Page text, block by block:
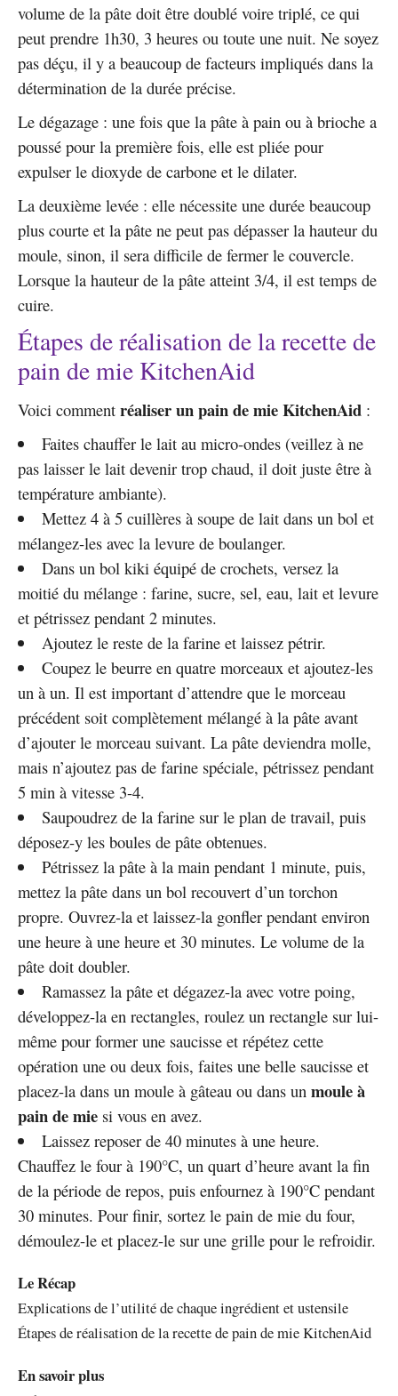
volume de la pâte doit être doublé voire triplé, ce qui
peut prendre 1h30, 3 heures ou toute une nuit. Ne soyez
pas déçu, il y a beaucoup de facteurs impliqués dans la
détermination de la durée précise.
Le dégazage : une fois que la pâte à pain ou à brioche a
poussé pour la première fois, elle est pliée pour
expulser le dioxyde de carbone et le dilater.
La deuxième levée : elle nécessite une durée beaucoup
plus courte et la pâte ne peut pas dépasser la hauteur du
moule, sinon, il sera difficile de fermer le couvercle.
Lorsque la hauteur de la pâte atteint 3/4, il est temps de
cuire.
Étapes de réalisation de la recette de
pain de mie KitchenAid
Voici comment réaliser un pain de mie KitchenAid :
Faites chauffer le lait au micro-ondes (veillez à ne
pas laisser le lait devenir trop chaud, il doit juste être à
température ambiante).
Mettez 4 à 5 cuillères à soupe de lait dans un bol et
mélangez-les avec la levure de boulanger.
Dans un bol kiki équipé de crochets, versez la
moitié du mélange : farine, sucre, sel, eau, lait et levure
et pétrissez pendant 2 minutes.
Ajoutez le reste de la farine et laissez pétrir.
Coupez le beurre en quatre morceaux et ajoutez-les
un à un. Il est important d’attendre que le morceau
précédent soit complètement mélangé à la pâte avant
d’ajouter le morceau suivant. La pâte deviendra molle,
mais n’ajoutez pas de farine spéciale, pétrissez pendant
5 min à vitesse 3-4.
Saupoudrez de la farine sur le plan de travail, puis
déposez-y les boules de pâte obtenues.
Pétrissez la pâte à la main pendant 1 minute, puis,
mettez la pâte dans un bol recouvert d’un torchon
propre. Ouvrez-la et laissez-la gonfler pendant environ
une heure à une heure et 30 minutes. Le volume de la
pâte doit doubler.
Ramassez la pâte et dégazez-la avec votre poing,
développez-la en rectangles, roulez un rectangle sur lui-
même pour former une saucisse et répétez cette
opération une ou deux fois, faites une belle saucisse et
placez-la dans un moule à gâteau ou dans un moule à
pain de mie si vous en avez.
Laissez reposer de 40 minutes à une heure.
Chauffez le four à 190°C, un quart d’heure avant la fin
de la période de repos, puis enfournez à 190°C pendant
30 minutes. Pour finir, sortez le pain de mie du four,
démoulez-le et placez-le sur une grille pour le refroidir.
Le Récap
Explications de l’utilité de chaque ingrédient et ustensile
Étapes de réalisation de la recette de pain de mie KitchenAid
En savoir plus